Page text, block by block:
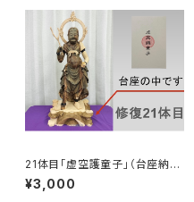
21体目「虚空護童子」（台座納
入）
¥3,000